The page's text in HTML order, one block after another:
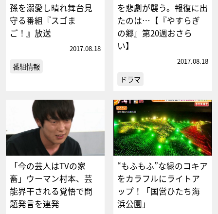
孫を溺愛し晴れ舞台見
守る番組『スゴま
ご！』放送
2017.08.18
番組情報
を悲劇が襲う。報復に出
たのは…【『やすらぎ
の郷』第20週おさら
い】
2017.08.18
ドラマ
「今の芸人はTVの家
畜」ウーマン村本、芸
能界干される覚悟で問
題発言を連発
“もふもふ”な緑のコキア
をカラフルにライトア
ップ！「国営ひたち海
浜公園」